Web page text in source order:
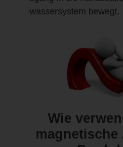
Abwassersystem bewegt.
Wie
magnetische